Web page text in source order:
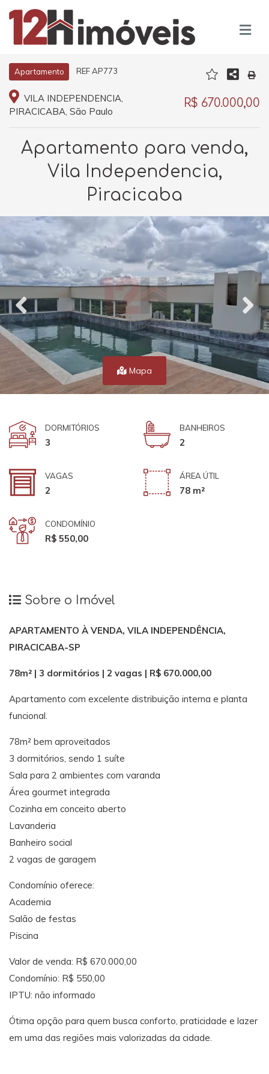
Apartamento REF AP773
VILA INDEPENDENCIA,
PIRACICABA, São Paulo
R$ 670.000,00
Apartamento para venda,
Vila Independencia,
Piracicaba
Mapa
DORMITÓRIOS
3
BANHEIROS
2
VAGAS
2
ÁREA ÚTIL
78 m²
CONDOMÍNIO
R$ 550,00
Sobre o Imóvel
APARTAMENTO À VENDA, VILA INDEPENDÊNCIA,
PIRACICABA-SP
78m² | 3 dormitórios | 2 vagas | R$ 670.000,00
Apartamento com excelente distribuição interna e planta
funcional.
78m² bem aproveitados
3 dormitórios, sendo 1 suíte
Sala para 2 ambientes com varanda
Área gourmet integrada
Cozinha em conceito aberto
Lavanderia
Banheiro social
2 vagas de garagem
Condomínio oferece:
Academia
Salão de festas
Piscina
Valor de venda: R$ 670.000,00
Condomínio: R$ 550,00
IPTU: não informado
Ótima opção para quem busca conforto, praticidade e lazer
em uma das regiões mais valorizadas da cidade.